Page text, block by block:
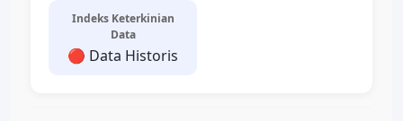
Indeks Keterkinian
Data
🔴 Data Historis